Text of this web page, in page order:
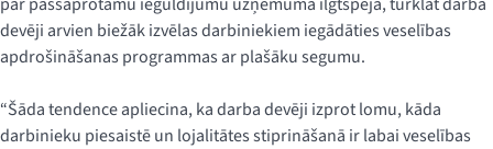
devēji arvien biežāk izvēlas darbiniekiem iegādāties veselības
apdrošināšanas programmas ar plašāku segumu.
“Šāda tendence apliecina, ka darba devēji izprot lomu, kāda
darbinieku piesaistē un lojalitātes stiprināšanā ir labai veselības